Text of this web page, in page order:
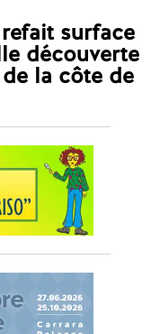
surface
découverte
la côte de